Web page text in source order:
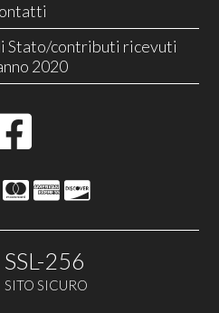
Stato/contributi ricevuti
2020
SSL-256
SITO SICURO